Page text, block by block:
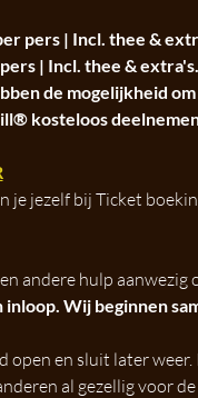
pers | Incl. thee &
| Incl. thee & extra's.
de mogelijkheid
kosteloos
je jezelf bij Ticket
en andere hulp aanwezig
inloop. Wij beginnen
open en sluit later
al gezellig voor de